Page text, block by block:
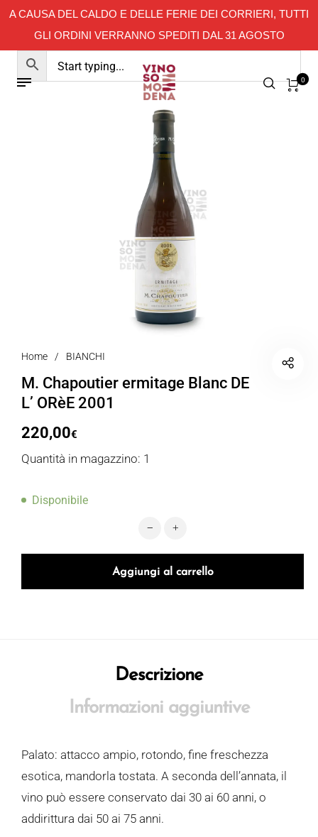
A CAUSA DEL CALDO E DELLE FERIE DEI CORRIERI, TUTTI
GLI ORDINI VERRANNO SPEDITI DAL 31 AGOSTO
0
Home / BIANCHI
M. Chapoutier ermitage Blanc DE
L’ ORèE 2001
220,00€
Quantità in magazzino: 1
Disponibile
M. Chapoutier ermitage Blanc DE
Aggiungi al carrello
Descrizione
Informazioni aggiuntive
Palato: attacco ampio, rotondo, fine freschezza
esotica, mandorla tostata. A seconda dell’annata, il
vino può essere conservato dai 30 ai 60 anni, o
addirittura dai 50 ai 75 anni.